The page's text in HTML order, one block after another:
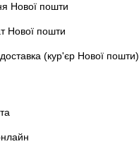
Нової пошти
Нової пошти
(кур'єр Нової пошти)